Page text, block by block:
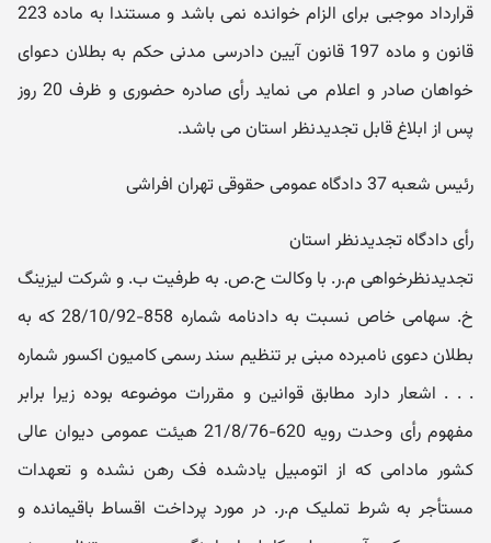
قرارداد موجبی برای الزام خوانده نمی باشد و مستندا به ماده 223
قانون و ماده 197 قانون آیین دادرسی مدنی حکم به بطلان دعوای
خواهان صادر و اعلام می نماید رأی صادره حضوری و ظرف 20 روز
پس از ابلاغ قابل تجدیدنظر استان می باشد.
رئیس شعبه 37 دادگاه عمومی حقوقی تهران افراشی
رأی دادگاه تجدیدنظر استان
تجدیدنظرخواهی م.ر. با وکالت ح.ص. به طرفیت ب. و شرکت لیزینگ
خ. سهامی خاص نسبت به دادنامه شماره 858-28/10/92 که به
بطلان دعوی نامبرده مبنی بر تنظیم سند رسمی کامیون اکسور شماره
. . . اشعار دارد مطابق قوانین و مقررات موضوعه بوده زیرا برابر
مفهوم رأی وحدت رویه 620-21/8/76 هیئت عمومی دیوان عالی
کشور مادامی که از اتومبیل یادشده فک رهن نشده و تعهدات
مستأجر به شرط تملیک م.ر. در مورد پرداخت اقساط باقیمانده و